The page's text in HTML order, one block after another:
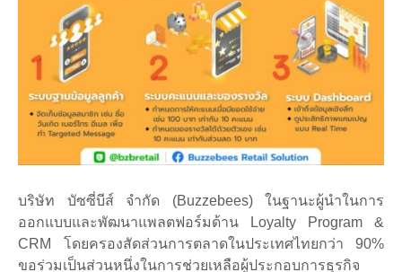
บริษัท บัซซี่บีส์ จำกัด (Buzzebees) ในฐานะผู้นำในการ
ออกแบบและพัฒนาแพลตฟอร์มด้าน Loyalty Program &
CRM โดยครองสัดส่วนการตลาดในประเทศไทยกว่า 90%
ขอร่วมเป็นส่วนหนึ่งในการช่วยเหลือผู้ประกอบการธุรกิจ